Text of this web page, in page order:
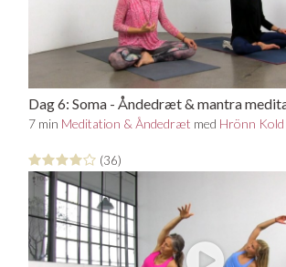
Dag 6: Soma - Åndedræt & mantra
7 min Meditation & Åndedræt med Hrönn
(36)